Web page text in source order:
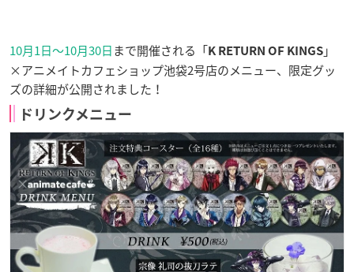
10月1日～10月30日まで開催される「K RETURN OF KINGS 」
×アニメイトカフェショップ池袋2号店のメニュー、限定グッ
ズの詳細が公開されました！
ドリンクメニュー